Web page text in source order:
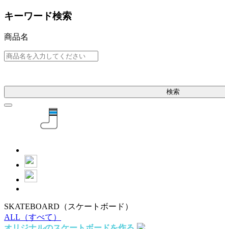
キーワード検索
商品名
検索
SKATEBOARD （スケートボード）
ALL （すべて）